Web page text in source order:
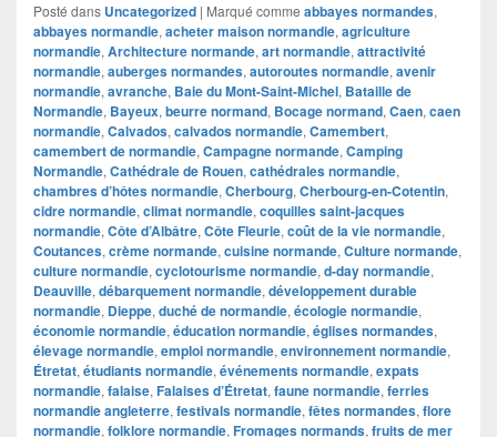
Posté dans Uncategorized | Marqué comme abbayes normandes,
abbayes normandie, acheter maison normandie, agriculture
normandie, Architecture normande, art normandie, attractivité
normandie, auberges normandes, autoroutes normandie, avenir
normandie, avranche, Baie du Mont-Saint-Michel, Bataille de
Normandie, Bayeux, beurre normand, Bocage normand, Caen, caen
normandie, Calvados, calvados normandie, Camembert,
camembert de normandie, Campagne normande, Camping
Normandie, Cathédrale de Rouen, cathédrales normandie,
chambres d’hôtes normandie, Cherbourg, Cherbourg-en-Cotentin,
cidre normandie, climat normandie, coquilles saint-jacques
normandie, Côte d’Albâtre, Côte Fleurie, coût de la vie normandie,
Coutances, crème normande, cuisine normande, Culture normande,
culture normandie, cyclotourisme normandie, d-day normandie,
Deauville, débarquement normandie, développement durable
normandie, Dieppe, duché de normandie, écologie normandie,
économie normandie, éducation normandie, églises normandes,
élevage normandie, emploi normandie, environnement normandie,
Étretat, étudiants normandie, événements normandie, expats
normandie, falaise, Falaises d’Étretat, faune normandie, ferries
normandie angleterre, festivals normandie, fêtes normandes, flore
normandie, folklore normandie, Fromages normands, fruits de mer